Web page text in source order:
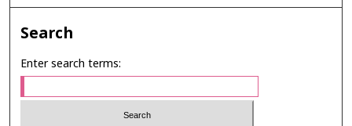
Search
Enter search terms: